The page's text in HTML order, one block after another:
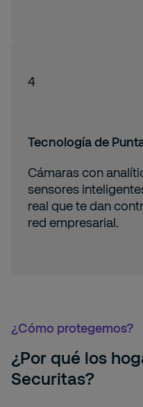
4
Tecnología de
Cámaras con
sensores
real que te dan
red empresarial.
¿Cómo protegemos?
¿Por qué los
Securitas?